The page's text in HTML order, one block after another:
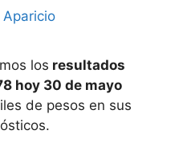
Aparicio
los resultados
hoy 30 de mayo
de pesos en sus